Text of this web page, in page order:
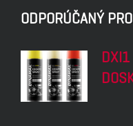
ODPORÚČANÝ